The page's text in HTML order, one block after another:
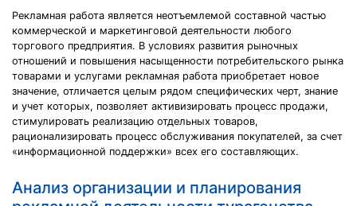
Рекламная работа является неотъемлемой составной частью
коммерческой и маркетинговой деятельности любого
торгового предприятия. В условиях развития рыночных
отношений и повышения насыщенности потребительского рынка
товарами и услугами рекламная работа приобретает новое
значение, отличается целым рядом специфических черт, знание
и учет которых, позволяет активизировать процесс продажи,
стимулировать реализацию отдельных товаров,
рационализировать процесс обслуживания покупателей, за счет
«информационной поддержки» всех его составляющих.
Анализ организации и планирования